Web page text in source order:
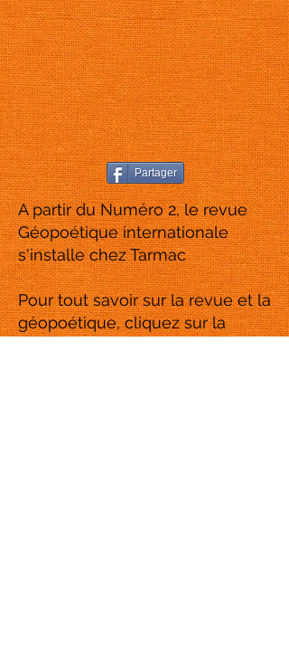
Partager
A partir du Numéro 2, le revue
Géopoétique internationale
s'installe chez Tarmac
Pour tout savoir sur la revue et la
géopoétique, cliquez sur la